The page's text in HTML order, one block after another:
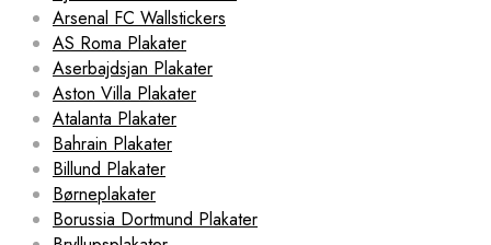
Arsenal FC Wallstickers
AS Roma Plakater
Aserbajdsjan Plakater
Aston Villa Plakater
Atalanta Plakater
Bahrain Plakater
Billund Plakater
Børneplakater
Borussia Dortmund Plakater